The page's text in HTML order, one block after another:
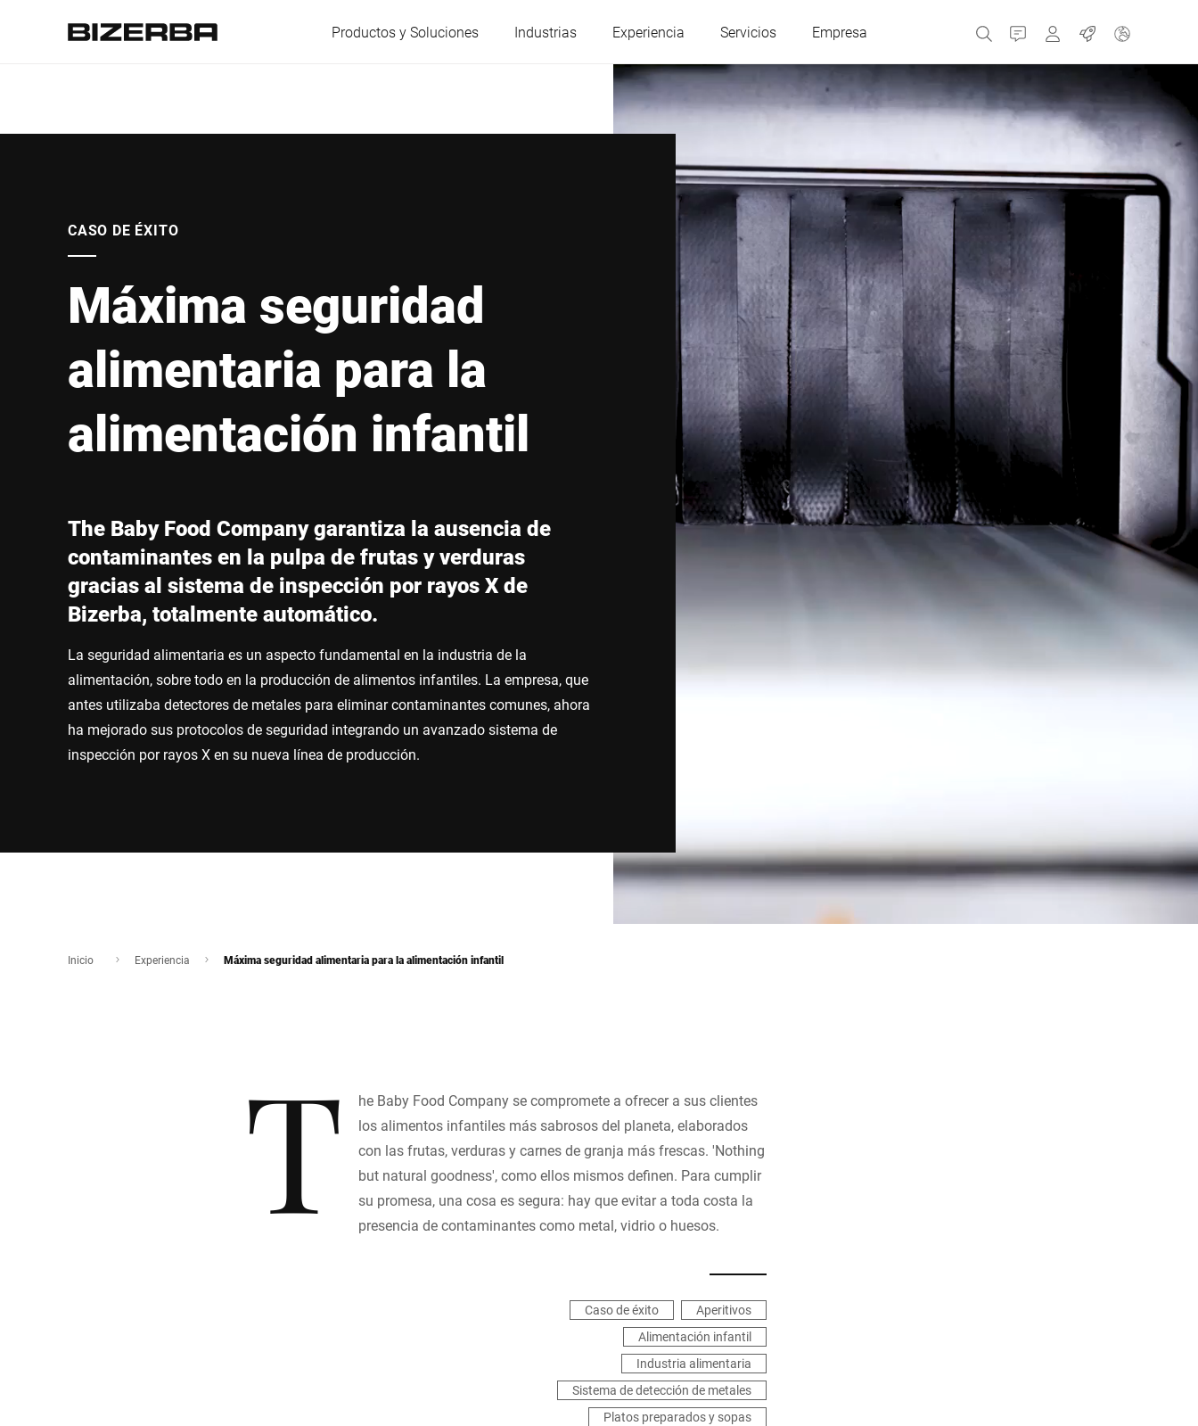
Productos y Soluciones Industrias Experiencia Servicios Empresa ContactoMyBizerbaTrabajos
Alemania Grecia
Italia Países Bajos
Polonia Portugal Rusia
Serbia Eslovaquia España
Suiza Turquía Ucrania
America
Asia
Australia
África
CASO DE ÉXITO
Máxima seguridad
alimentaria para la
alimentación infantil
The Baby Food Company garantiza la ausencia de
contaminantes en la pulpa de frutas y verduras
gracias al sistema de inspección por rayos X de
Bizerba, totalmente automático.
La seguridad alimentaria es un aspecto fundamental en la industria de la
alimentación, sobre todo en la producción de alimentos infantiles. La empresa, que
antes utilizaba detectores de metales para eliminar contaminantes comunes, ahora
ha mejorado sus protocolos de seguridad integrando un avanzado sistema de
inspección por rayos X en su nueva línea de producción.
Inicio Experiencia Máxima seguridad alimentaria para la alimentación infantil
T
he Baby Food Company se compromete a ofrecer a sus clientes
los alimentos infantiles más sabrosos del planeta, elaborados
con las frutas, verduras y carnes de granja más frescas. 'Nothing
but natural goodness', como ellos mismos definen. Para cumplir
su promesa, una cosa es segura: hay que evitar a toda costa la
presencia de contaminantes como metal, vidrio o huesos.
Caso de éxito
Aperitivos
Alimentación infantil
Industria alimentaria
Sistema de detección de metales
Platos preparados y sopas